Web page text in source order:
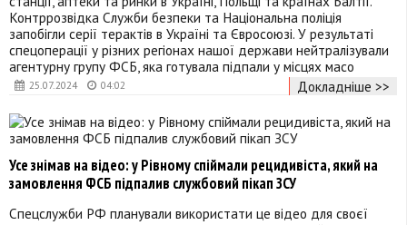
25.07.2024 04:02
Контррозвідка Служби безпеки та Національна поліція
запобігли серії терактів в Україні та Євросоюзі. У результаті
спецоперації у різних регіонах нашої держави нейтралізували
агентурну групу ФСБ, яка готувала підпали у місцях масо
Докладніше >>
Усе знімав на відео: у Рівному спіймали рецидивіста, який на
замовлення ФСБ підпалив службовий пікап ЗСУ
Спецслужби РФ планували використати це відео для своєї